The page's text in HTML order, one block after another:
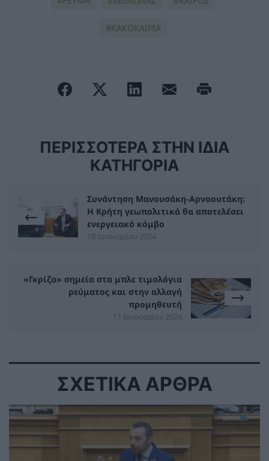
ΚΑΚΟΚΑΙΡΙΑ
ΠΕΡΙΣΣΟΤΕΡΑ ΣΤΗΝ ΙΔΙΑ
ΚΑΤΗΓΟΡΙΑ
Συνάντηση Μανουσάκη-Αρναουτάκη:
Η Κρήτη γεωπολιτικά θα αποτελέσει
ενεργειακό κόμβο
10 Ιανουαρίου 2024
«Γκρίζα» σημεία στα μπλε τιμολόγια
ρεύματος και στην αλλαγή
προμηθευτή
11 Ιανουαρίου 2024
ΣΧΕΤΙΚΑ ΑΡΘΡΑ